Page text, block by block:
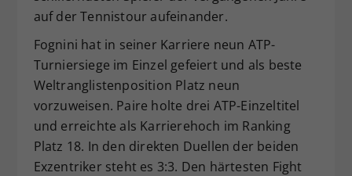
auf der Tennistour aufeinander.
Fognini hat in seiner Karriere neun ATP-
Turniersiege im Einzel gefeiert und als beste
Weltranglistenposition Platz neun
vorzuweisen. Paire holte drei ATP-Einzeltitel
und erreichte als Karrierehoch im Ranking
Platz 18. In den direkten Duellen der beiden
Exzentriker steht es 3:3. Den härtesten Fight